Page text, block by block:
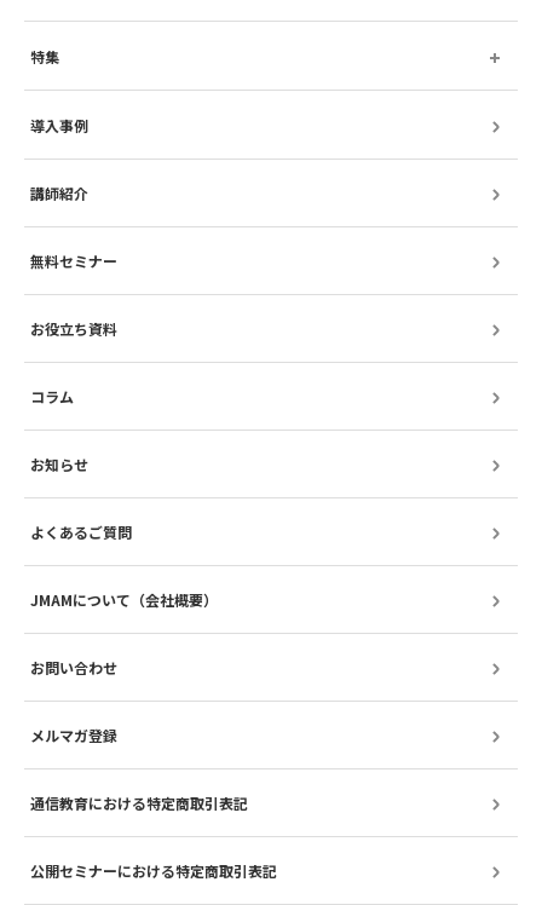
特集
導入事例
講師紹介
無料セミナー
お役立ち資料
コラム
お知らせ
よくあるご質問
JMAMについて（会社概要）
お問い合わせ
メルマガ登録
通信教育における特定商取引表記
公開セミナーにおける特定商取引表記